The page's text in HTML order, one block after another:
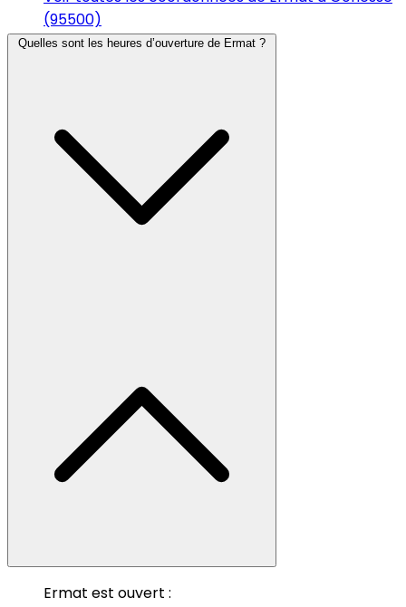
(95500)
Quelles sont les heures d’ouverture de Ermat ?
Ermat est ouvert :